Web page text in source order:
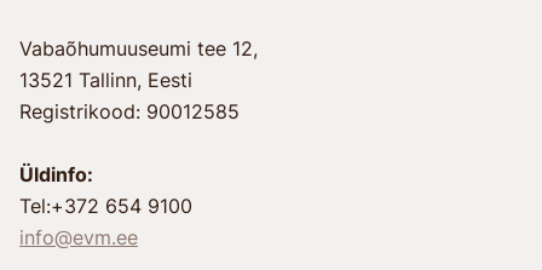
Vabaõhumuuseumi tee 12,
13521 Tallinn, Eesti
Registrikood: 90012585
Üldinfo:
Tel:+372 654 9100
info@evm.ee